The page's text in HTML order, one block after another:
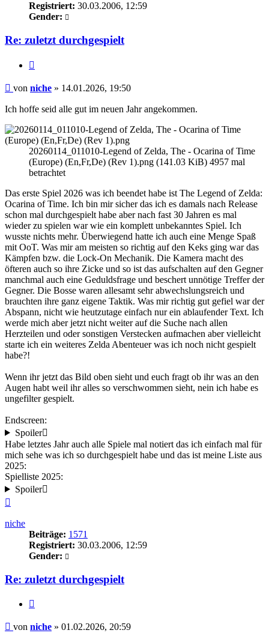
Registriert: 30.03.2006, 12:59
Gender:
Re: zuletzt durchgespielt
Beitrag
von niche » 14.01.2026, 19:50
Ich hoffe seid alle gut im neuen Jahr angekommen.
20260114_011010-Legend of Zelda, The - Ocarina of Time
(Europe) (En,Fr,De) (Rev 1).png (141.03 KiB) 4957 mal
betrachtet
Das erste Spiel 2026 was ich beendet habe ist The Legend of Zelda:
Ocarina of Time. Ich bin mir sicher das ich es damals nach Release
schon mal durchgespielt habe aber nach fast 30 Jahren es mal
wieder zu spielen war wie ein komplett unbekanntes Spiel. Ich
wusste nichts mehr. Überwiegend hatte ich auch eine Menge Spaß
mit OoT. Was mir am meisten so richtig auf den Keks ging war das
Kämpfen bzw. die Lock-On Mechanik. Die Kamera macht des
öfteren auch so ihre Zicke und so ist das aufschalten auf den Gegner
manchmal auch eine Geduldsfrage und beschert unnötige Treffer der
Gegner. Die Bosse waren allesamt sehr abwechslungsreich und
brauchten ihre ganz eigene Taktik. Was mir richtig gut gefiel war der
Abspann, nicht wie heutzutage einfach nur ein ablaufender Text. Ich
werde mich aber jetzt nicht weiter auf die Suche nach allen
Herzteilen und oder sonstigen Verstecken aufmachen aber vielleicht
starte ich ein weiteres Zelda Abenteuer was ich noch nicht gespielt
habe?!
Wenn ihr jetzt das Bild oben sieht und euch fragt ob ihr was an den
Augen habt weil ihr alles so verschwommen sieht, nein ich habe es
ungefilter gespielt.
Endscreen:
Spoiler
Habe letztes Jahr auch alle Spiele mal notiert das ich einfach mal für
mich sehe was ich so durchgespielt habe und das ist meine Liste aus
2025:
Spielliste 2025:
Spoiler
niche
Beiträge: 1571
Registriert: 30.03.2006, 12:59
Gender:
Re: zuletzt durchgespielt
Beitrag
von niche » 01.02.2026, 20:59